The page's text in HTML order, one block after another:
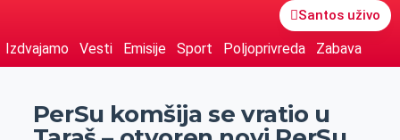
Santos uživo
Izdvajamo Vesti Emisije Sport Poljoprivreda Zabava
PerSu komšija se vratio u